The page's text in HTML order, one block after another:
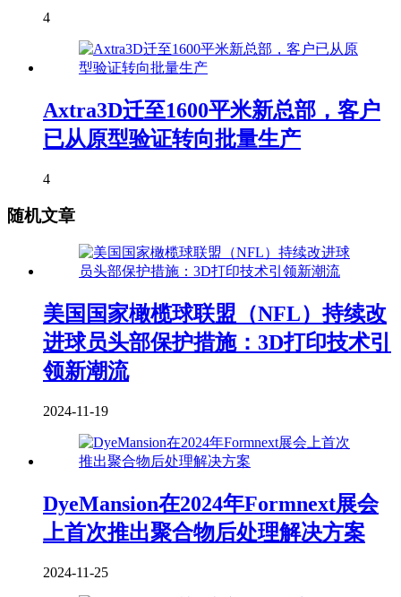
4
Axtra3D迁至1600平米新总部，客户
已从原型验证转向批量生产
4
随机文章
美国国家橄榄球联盟（NFL）持续改
进球员头部保护措施：3D打印技术引
领新潮流
2024-11-19
DyeMansion在2024年Formnext展会
上首次推出聚合物后处理解决方案
2024-11-25